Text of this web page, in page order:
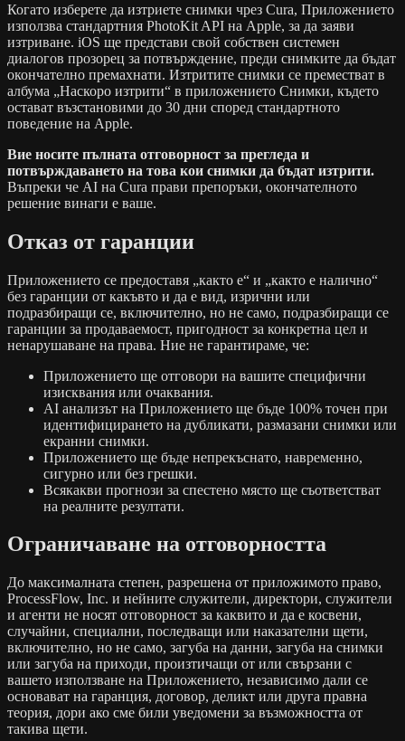
Когато изберете да изтриете снимки чрез Cura, Приложението
използва стандартния PhotoKit API на Apple, за да заяви
изтриване. iOS ще представи свой собствен системен
диалогов прозорец за потвърждение, преди снимките да бъдат
окончателно премахнати. Изтритите снимки се преместват в
албума „Наскоро изтрити“ в приложението Снимки, където
остават възстановими до 30 дни според стандартното
поведение на Apple.
Вие носите пълната отговорност за прегледа и
потвърждаването на това кои снимки да бъдат изтрити.
Въпреки че AI на Cura прави препоръки, окончателното
решение винаги е ваше.
Отказ от гаранции
Приложението се предоставя „както е“ и „както е налично“
без гаранции от какъвто и да е вид, изрични или
подразбиращи се, включително, но не само, подразбиращи се
гаранции за продаваемост, пригодност за конкретна цел и
ненарушаване на права. Ние не гарантираме, че:
Приложението ще отговори на вашите специфични
изисквания или очаквания.
AI анализът на Приложението ще бъде 100% точен при
идентифицирането на дубликати, размазани снимки или
екранни снимки.
Приложението ще бъде непрекъснато, навременно,
сигурно или без грешки.
Всякакви прогнози за спестено място ще съответстват
на реалните резултати.
Ограничаване на отговорността
До максималната степен, разрешена от приложимото право,
ProcessFlow, Inc. и нейните служители, директори, служители
и агенти не носят отговорност за каквито и да е косвени,
случайни, специални, последващи или наказателни щети,
включително, но не само, загуба на данни, загуба на снимки
или загуба на приходи, произтичащи от или свързани с
вашето използване на Приложението, независимо дали се
основават на гаранция, договор, деликт или друга правна
теория, дори ако сме били уведомени за възможността от
такива щети.